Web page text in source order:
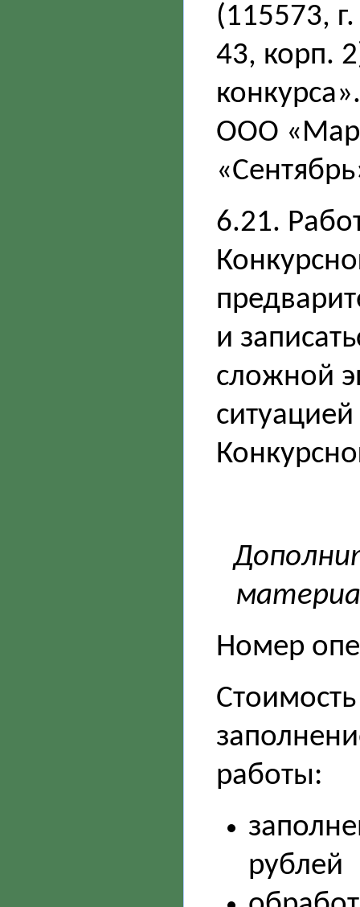
(115573,
43, корп.
ООО
6.21.
и
сложной
Номер
работы:
рублей